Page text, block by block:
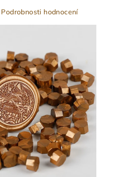
Podrobnosti hodnocení